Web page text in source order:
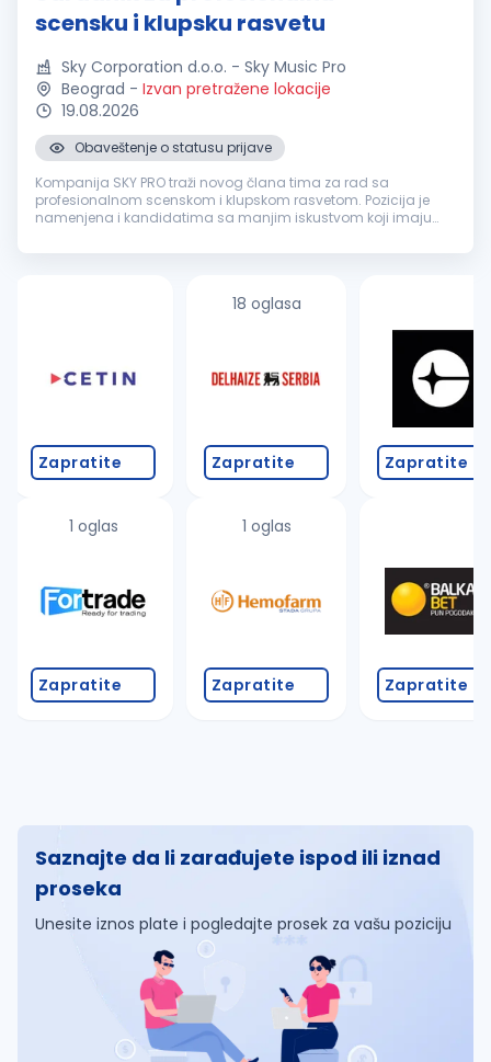
scensku i klupsku rasvetu
Sky Corporation d.o.o. - Sky Music Pro
Beograd - Izvan pretražene lokacije
19.08.2026
Obaveštenje o statusu prijave
Kompanija SKY PRO traži novog člana tima za rad sa
profesionalnom scenskom i klupskom rasvetom. Pozicija je
namenjena i kandidatima sa manjim iskustvom koji imaju
želju da se dalje razvijaju...
Zapratite
1 oglas
Zapratite
18 oglasa
Zapratite
1 oglas
Zapratite
Zapratite
Zapratite
Saznajte da li zarađujete ispod ili iznad
proseka
Unesite iznos plate i pogledajte prosek za vašu poziciju